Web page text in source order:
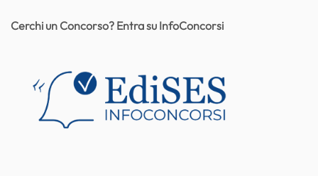
Cerchi un Concorso? Entra su InfoConcorsi